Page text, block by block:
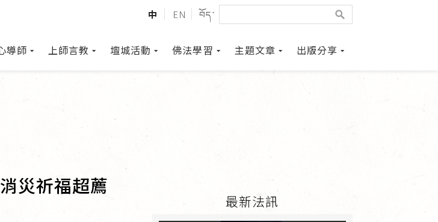
中 EN བོད་
導師 上師言教 壇城活動 佛法學習 主題文章 出版分享
災祈福超薦
最新法訊